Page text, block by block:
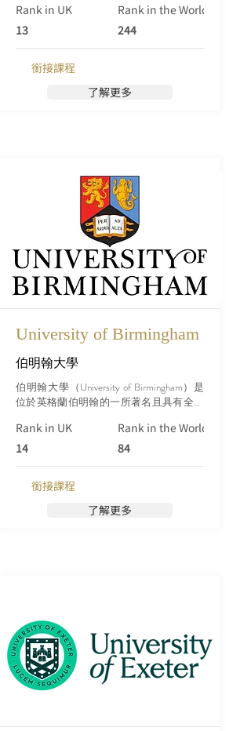
的歷史，致力於提供高質量的教育和進行
尖端的研究工作。薩里大學在英國乃至全
Rank in UK
Rank in the World (Qs)
13
244
銜接課程
了解更多
University of Birmingham
伯明翰大學
伯明翰大學（University of Birmingham）是
位於英格蘭伯明翰的一所著名且具有全球
年，是英國最古老的紅磚大學之一。伯明
翰大學是英國24所領先的研究型大學組成
Rank in UK
Rank in the World (Qs)
14
84
銜接課程
了解更多